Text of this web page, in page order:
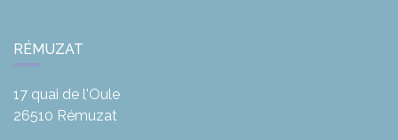
RÉMUZAT
17 quai de l'Oule
26510 Rémuzat